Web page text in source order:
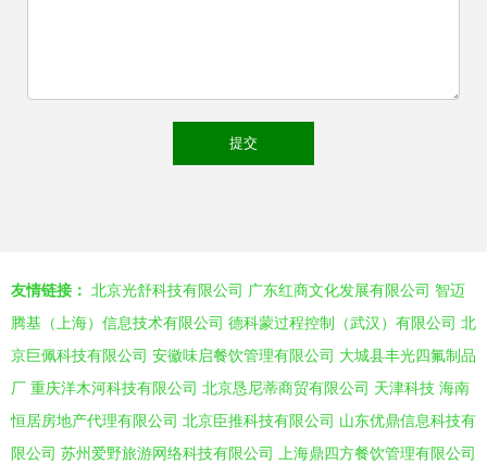
友情链接： 北京光舒科技有限公司 广东红商文化发展有限公司 智迈
腾基（上海）信息技术有限公司 德科蒙过程控制（武汉）有限公司 北
京巨佩科技有限公司 安徽味启餐饮管理有限公司 大城县丰光四氟制品
厂 重庆洋木河科技有限公司 北京恳尼蒂商贸有限公司 天津科技 海南
恒居房地产代理有限公司 北京臣推科技有限公司 山东优鼎信息科技有
限公司 苏州爱野旅游网络科技有限公司
上海鼎四方餐饮管理有限公司